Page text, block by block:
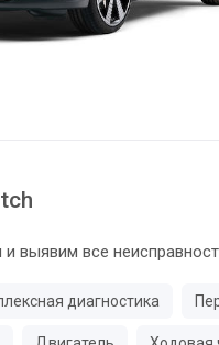
выявим все
диагностика